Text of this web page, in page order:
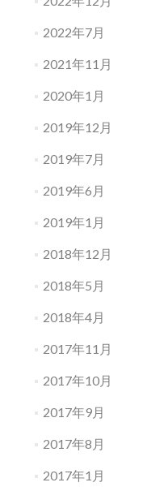
2022年7月
2021年11月
2020年1月
2019年12月
2019年7月
2019年6月
2019年1月
2018年12月
2018年5月
2018年4月
2017年11月
2017年10月
2017年9月
2017年8月
2017年1月